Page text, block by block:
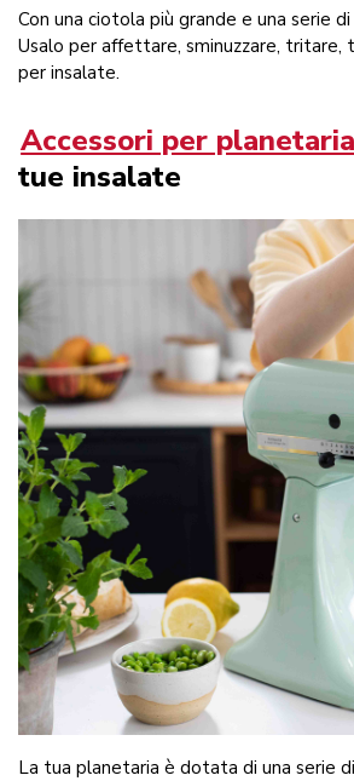
Con una ciotola più grande e una serie
Usalo per affettare, sminuzzare, tritare,
per insalate.
Accessori per planetaria
tue insalate
La tua planetaria è dotata di una serie